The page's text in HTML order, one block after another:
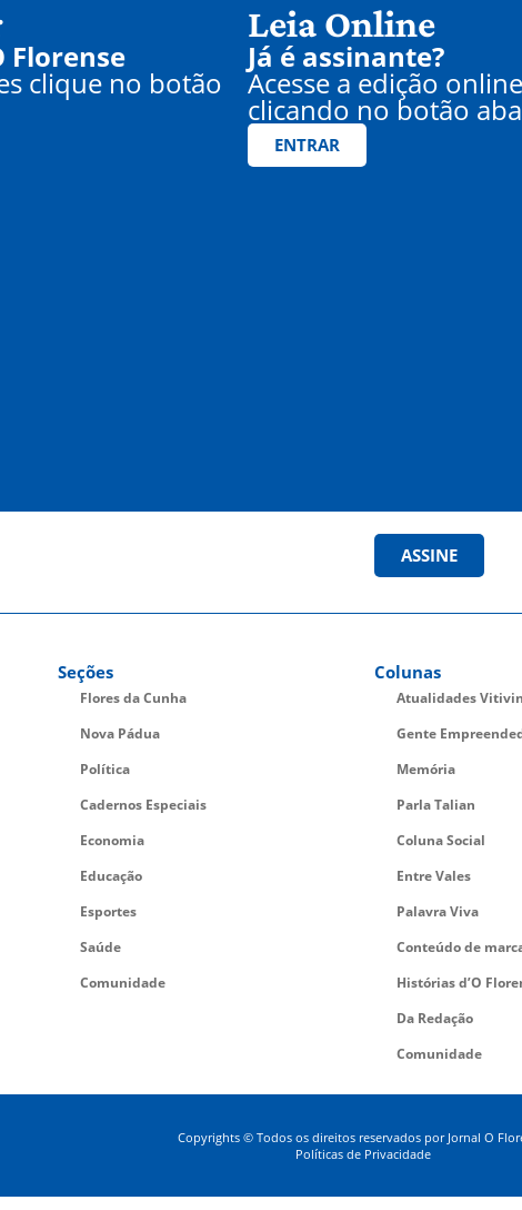
Florense
clique no botão
Leia Online
Já é assinante?
Acesse a edição online
clicando no botão
ENTRAR
ASSINE
Seções
Flores da Cunha
Nova Pádua
Política
Cadernos Especiais
Economia
Educação
Esportes
Saúde
Comunidade
Colunas
Atualidades
Gente
Memória
Parla Talian
Coluna Social
Entre Vales
Palavra Viva
Conteúdo de
Histórias d’O
Da Redação
Comunidade
Copyrights © Todos os direitos reservados por Jornal O
Políticas de Privacidade